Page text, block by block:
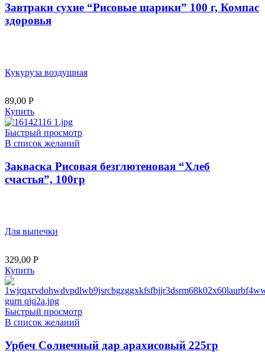
Завтраки сухие “Рисовые шарики” 100 г, Компас
здоровья
Кукуруза воздушная
89,00 Р
Купить
Быстрый просмотр
В список желаний
Закваска Рисовая безглютеновая “Хлеб
счастья”, 100гр
Для выпечки
329,00 Р
Купить
Быстрый просмотр
В список желаний
Урбеч Солнечный дар арахисовый 225гр